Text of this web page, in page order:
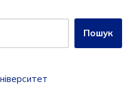
Пошук